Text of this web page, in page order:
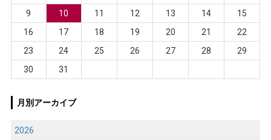
9
10 11 12 13 14
15
16
17 18 19 20 21
22
23
24 25 26 27 28
29
30
31
月別アーカイブ
2026